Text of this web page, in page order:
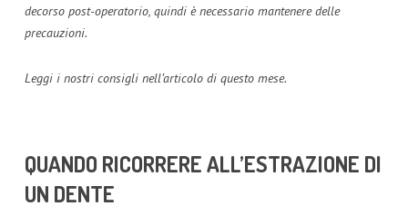
TRATTAMENTI
decorso post-operatorio, quindi è necessario mantenere delle
precauzioni.
Leggi i nostri consigli nell’articolo di questo mese.
QUANDO RICORRERE ALL’ESTRAZIONE DI
UN DENTE